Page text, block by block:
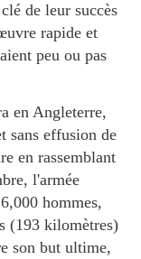
de leur succès
rapide et
peu ou pas
en Angleterre,
sans effusion de
en rassemblant
l'armée
hommes,
(193 kilomètres)
son but ultime,